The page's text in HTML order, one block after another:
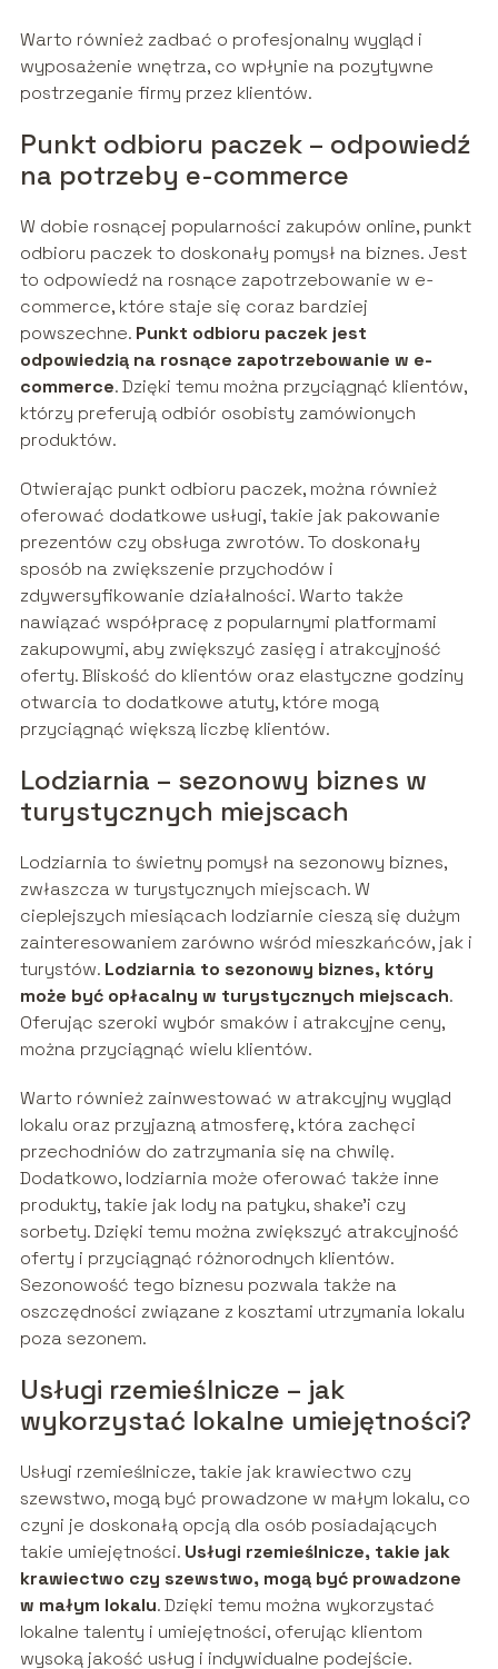
Warto również zadbać o profesjonalny wygląd i
wyposażenie wnętrza, co wpłynie na pozytywne
postrzeganie firmy przez klientów.
Punkt odbioru paczek – odpowiedź
na potrzeby e-commerce
W dobie rosnącej popularności zakupów online, punkt
odbioru paczek to doskonały pomysł na biznes. Jest
to odpowiedź na rosnące zapotrzebowanie w e-
commerce, które staje się coraz bardziej
powszechne. Punkt odbioru paczek jest
odpowiedzią na rosnące zapotrzebowanie w e-
commerce. Dzięki temu można przyciągnąć klientów,
którzy preferują odbiór osobisty zamówionych
produktów.
Otwierając punkt odbioru paczek, można również
oferować dodatkowe usługi, takie jak pakowanie
prezentów czy obsługa zwrotów. To doskonały
sposób na zwiększenie przychodów i
zdywersyfikowanie działalności. Warto także
nawiązać współpracę z popularnymi platformami
zakupowymi, aby zwiększyć zasięg i atrakcyjność
oferty. Bliskość do klientów oraz elastyczne godziny
otwarcia to dodatkowe atuty, które mogą
przyciągnąć większą liczbę klientów.
Lodziarnia – sezonowy biznes w
turystycznych miejscach
Lodziarnia to świetny pomysł na sezonowy biznes,
zwłaszcza w turystycznych miejscach. W
cieplejszych miesiącach lodziarnie cieszą się dużym
zainteresowaniem zarówno wśród mieszkańców, jak i
turystów. Lodziarnia to sezonowy biznes, który
może być opłacalny w turystycznych miejscach.
Oferując szeroki wybór smaków i atrakcyjne ceny,
można przyciągnąć wielu klientów.
Warto również zainwestować w atrakcyjny wygląd
lokalu oraz przyjazną atmosferę, która zachęci
przechodniów do zatrzymania się na chwilę.
Dodatkowo, lodziarnia może oferować także inne
produkty, takie jak lody na patyku, shake’i czy
sorbety. Dzięki temu można zwiększyć atrakcyjność
oferty i przyciągnąć różnorodnych klientów.
Sezonowość tego biznesu pozwala także na
oszczędności związane z kosztami utrzymania lokalu
poza sezonem.
Usługi rzemieślnicze – jak
wykorzystać lokalne umiejętności?
Usługi rzemieślnicze, takie jak krawiectwo czy
szewstwo, mogą być prowadzone w małym lokalu, co
czyni je doskonałą opcją dla osób posiadających
takie umiejętności. Usługi rzemieślnicze, takie jak
krawiectwo czy szewstwo, mogą być prowadzone
w małym lokalu. Dzięki temu można wykorzystać
lokalne talenty i umiejętności, oferując klientom
wysoką jakość usług i indywidualne podejście.